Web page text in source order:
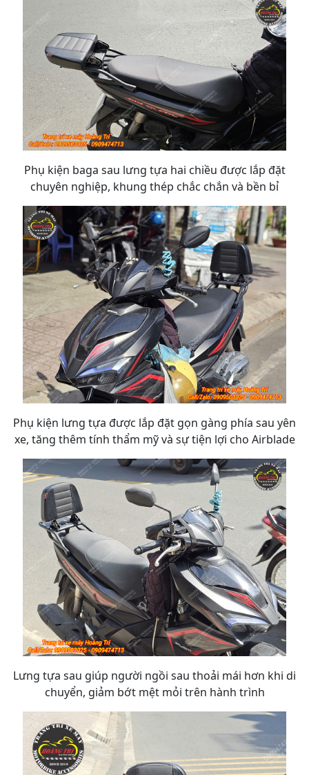
Phụ kiện baga sau lưng tựa hai chiều được lắp đặt
chuyên nghiệp, khung thép chắc chắn và bền bỉ
Phụ kiện lưng tựa được lắp đặt gọn gàng phía sau yên
xe, tăng thêm tính thẩm mỹ và sự tiện lợi cho Airblade
Lưng tựa sau giúp người ngồi sau thoải mái hơn khi di
chuyển, giảm bớt mệt mỏi trên hành trình